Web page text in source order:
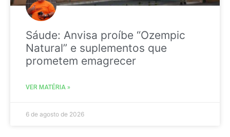
Sáude: Anvisa proíbe “Ozempic
Natural” e suplementos que
prometem emagrecer
VER MATÉRIA »
6 de agosto de 2026